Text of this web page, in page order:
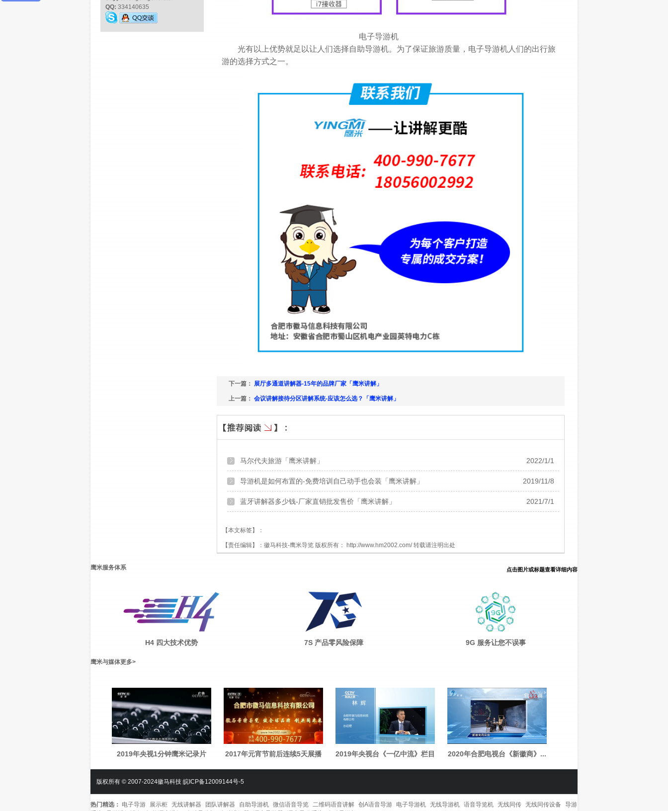
QQ: 334140635
电子导游机
光有以上优势就足以让人们选择自助导游机。为了保证旅游质量，电子导游机人们的出行旅
游的选择方式之一。
下一篇： 展厅多通道讲解器-15年的品牌厂家「鹰米讲解」
上一篇： 会议讲解接待分区讲解系统-应该怎么选？「鹰米讲解」
2022/1/1
马尔代夫旅游「鹰米讲解」
2019/11/8
导游机是如何布置的-免费培训自己动手也会装「鹰米讲解」
2021/7/1
蓝牙讲解器多少钱-厂家直销批发售价「鹰米讲解」
【本文标签】：
【责任编辑】： 徽马科技-鹰米导览 版权所有： http://www.hm2002.com/转载请注明出处
鹰米服务体系 点击图片或标题查看详细内容
H4 四大技术优势 7S 产品零风险保障 9G 服务让您不误事
鹰米与媒体更多>
2019年央视1分钟鹰米记录片 2017年元宵节前后连续5天展播 2019年央视台《一亿中流》栏目 2020年合肥电视台《新徽商》...
版权所有 © 2007-2024徽马科技 皖ICP备12009144号-5
热门精选： 电子导游 展示柜 无线讲解器 团队讲解器 自助导游机 微信语音导览 二维码语音讲解 创A语音导游 电子导游机 无线导游机 语音导览机 无线同传 无线同传设备
导游